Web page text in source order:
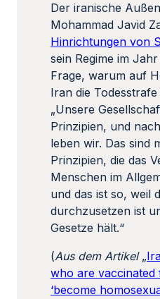
Der iranische
Mohammad Javid
Hinrichtungen von
sein Regime im
Frage, warum auf
Iran die
„Unsere
Prinzipien, und
leben wir. Das sind
Prinzipien, die das
Menschen im
und das ist so, weil
durchzusetzen ist
Gesetze hält.“
(Aus dem Artikel „
who are vaccinated
‘become